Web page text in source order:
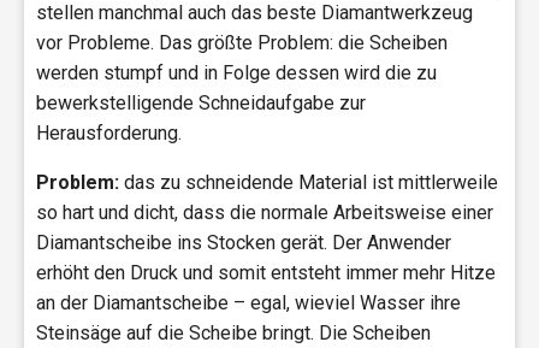
Diamantwerkzeug FAQ
Betonrechner
Verschnittrechner
Kubikmeter berechnen
stellen manchmal auch das beste Diamantwerkzeug
vor Probleme. Das größte Problem: die Scheiben
werden stumpf und in Folge dessen wird die zu
bewerkstelligende Schneidaufgabe zur
Herausforderung.
Problem: das zu schneidende Material ist mittlerweile
so hart und dicht, dass die normale Arbeitsweise einer
Diamantscheibe ins Stocken gerät. Der Anwender
erhöht den Druck und somit entsteht immer mehr Hitze
an der Diamantscheibe – egal, wieviel Wasser ihre
Steinsäge auf die Scheibe bringt. Die Scheiben